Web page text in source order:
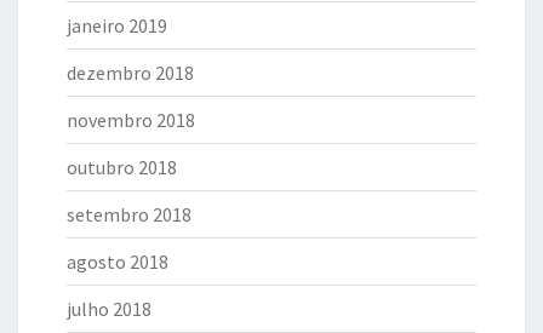
janeiro 2019
dezembro 2018
novembro 2018
outubro 2018
setembro 2018
agosto 2018
julho 2018